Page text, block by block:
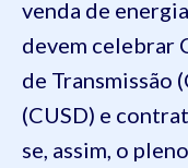
venda de
devem celebrar
de Transmissão
(CUSD) e
se, assim, o